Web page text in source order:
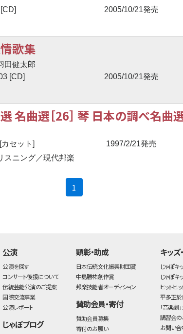
2005/10/21発売
歌集
田健太郎
[CD]
2005/10/21発売
名曲選［26］ 琴 日本の調べ名曲
セット]
1997/2/21発売
スニング／現代邦楽
1
公演
公演を探す
コンサート後援について
伝統芸能公演のご提案
国際交流事業
公演レポート
じゃぽブログ
顕彰・助成
日本伝統文化振興財団賞
中島勝祐創作賞
邦楽技能者オーディション
賛助会員・寄付
賛助会員募集
寄付のお願い
キッズ
じゃぽキ
じゃぽキ
ヒットヒ
平多正
「音楽劇
講習会
お問い合